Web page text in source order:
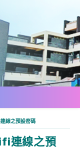
線之預設密碼
連線之預